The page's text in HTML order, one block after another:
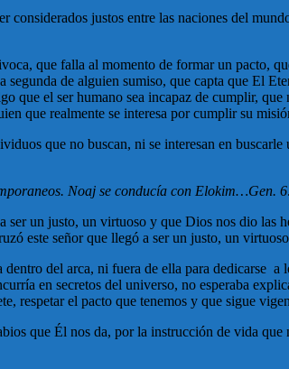
justos entre las naciones del
que falla al momento de formar un pacto,
de alguien sumiso, que capta que El
el ser humano sea incapaz de cumplir,
que realmente se interesa por cumplir su
que no buscan, ni se interesan en
Noaj se conducía con Elokim…Gen.
un justo, un virtuoso y que Dios nos dio las
este señor que llegó a ser un justo, un
del arca, ni fuera de ella para dedicarse
en secretos del universo, no esperaba
respetar el pacto que tenemos y que sigue
que Él nos da, por la instrucción de vida